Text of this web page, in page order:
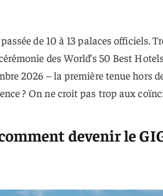
de 10 à 13 palaces officiels.
des World’s 50 Best
2026 – la première tenue hors
? On ne croit pas trop aux
comment devenir le